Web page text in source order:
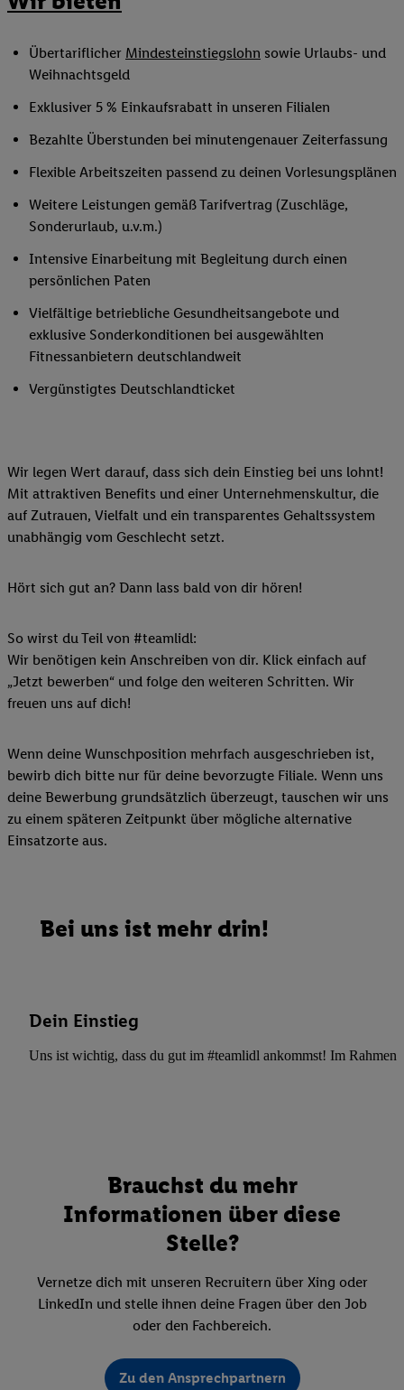
Übertariflicher Mindesteinstiegslohn sowie Urlaubs- und
Weihnachtsgeld
Exklusiver 5 % Einkaufsrabatt in unseren Filialen
Bezahlte Überstunden bei minutengenauer Zeiterfassung
Flexible Arbeitszeiten passend zu deinen Vorlesungsplänen
Weitere Leistungen gemäß Tarifvertrag (Zuschläge,
Sonderurlaub, u.v.m.)
Intensive Einarbeitung mit Begleitung durch einen
persönlichen Paten
Vielfältige betriebliche Gesundheitsangebote und
exklusive Sonderkonditionen bei ausgewählten
Fitnessanbietern deutschlandweit
Vergünstigtes Deutschlandticket
Wir legen Wert darauf, dass sich dein Einstieg bei uns lohnt!
Mit attraktiven Benefits und einer Unternehmenskultur, die
auf Zutrauen, Vielfalt und ein transparentes Gehaltssystem
unabhängig vom Geschlecht setzt.
Hört sich gut an? Dann lass bald von dir hören!
So wirst du Teil von #teamlidl:
Wir benötigen kein Anschreiben von dir. Klick einfach auf
„Jetzt bewerben“ und folge den weiteren Schritten. Wir
freuen uns auf dich!
Wenn deine Wunschposition mehrfach ausgeschrieben ist,
bewirb dich bitte nur für deine bevorzugte Filiale. Wenn uns
deine Bewerbung grundsätzlich überzeugt, tauschen wir uns
zu einem späteren Zeitpunkt über mögliche alternative
Einsatzorte aus.
Bei uns ist mehr drin!
Dein Einstieg
Uns ist wichtig, dass du gut im #teamlidl ankommst! Im Rahmen
Brauchst du mehr
Informationen über diese
Stelle?
Vernetze dich mit unseren Recruitern über Xing oder
LinkedIn und stelle ihnen deine Fragen über den Job
oder den Fachbereich.
Zu den Ansprechpartnern